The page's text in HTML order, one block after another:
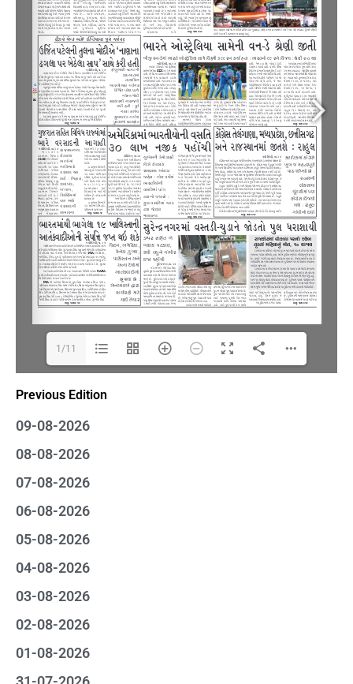
Previous Edition
09-08-2026
08-08-2026
07-08-2026
06-08-2026
05-08-2026
04-08-2026
03-08-2026
02-08-2026
01-08-2026
1/11